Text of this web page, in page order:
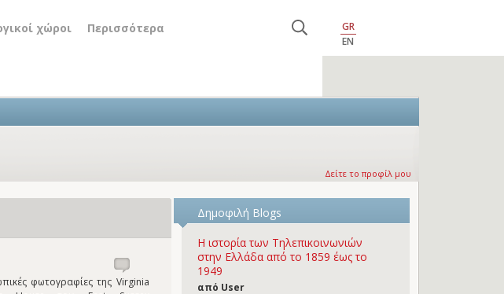
χώροι Περισσότερα
GR
EN
Δείτε το προφίλ μου
φωτογραφίες της Virginia
Δημοφιλή Blogs
Η ιστορία των Τηλεπικοινωνιών
στην Ελλάδα από το 1859 έως το
1949
από User